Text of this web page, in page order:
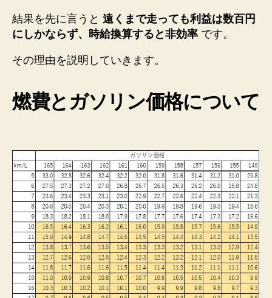
結果を先に言うと 遠くまで走っても利益は数百円
にしかならず、時給換算すると非効率 です。
その理由を説明していきます。
燃費とガソリン価格について